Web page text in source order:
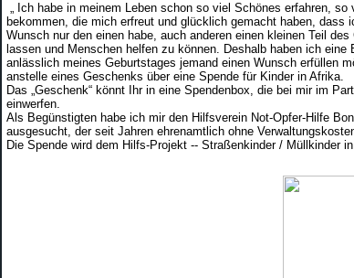
„ Ich habe in meinem Leben schon so viel Schönes erfahren, so
bekommen, die mich erfreut und glücklich gemacht haben, dass
Wunsch nur den einen habe, auch anderen einen kleinen Teil
lassen und Menschen helfen zu können. Deshalb haben ich eine
anlässlich meines Geburtstages jemand einen Wunsch erfüllen
anstelle eines Geschenks über eine Spende für Kinder in Afrika.
Das „Geschenk“ könnt Ihr in eine Spendenbox, die bei mir im
einwerfen.
Als Begünstigten habe ich mir den Hilfsverein Not-Opfer-Hilfe
ausgesucht, der seit Jahren ehrenamtlich ohne
Die Spende wird dem Hilfs-Projekt -- Straßenkinder / Müllkinder